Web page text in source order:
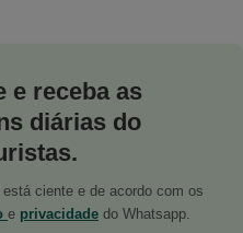
e receba as
diárias do
ciente e de acordo com os
e privacidade do Whatsapp.